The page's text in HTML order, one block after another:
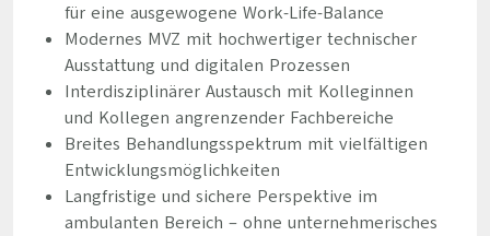
für eine ausgewogene Work-Life-Balance
Modernes MVZ mit hochwertiger technischer
Ausstattung und digitalen Prozessen
Interdisziplinärer Austausch mit Kolleginnen
und Kollegen angrenzender Fachbereiche
Breites Behandlungsspektrum mit vielfältigen
Entwicklungsmöglichkeiten
Langfristige und sichere Perspektive im
ambulanten Bereich – ohne unternehmerisches